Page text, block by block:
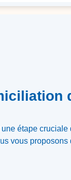
étape
vous